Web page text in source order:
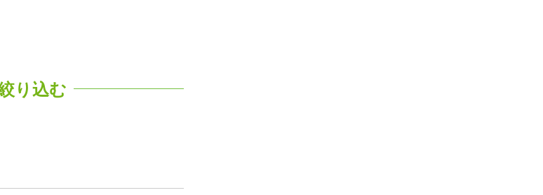
り込む